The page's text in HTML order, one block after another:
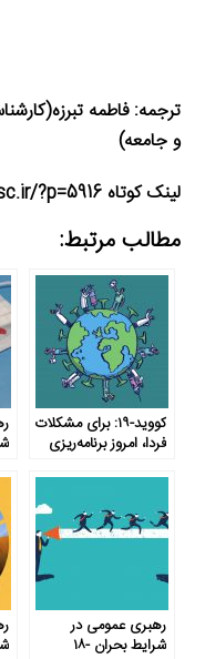
ترجمه: فاطمه
و جامعه)
لینک کوتاه https://iran-bssc.ir/?p=5916
مطالب مرتبط:
کووید-۱۹: برای مشکلات
فردا، امروز برنامه‌ریزی
رهبری عمومی در
شرایط بحران -۱۸